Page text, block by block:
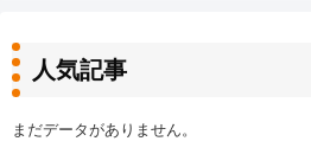
人気記事
まだデータがありません。